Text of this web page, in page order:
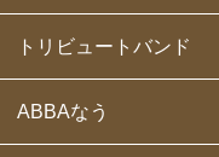
トリビュートバンド
ABBAなう